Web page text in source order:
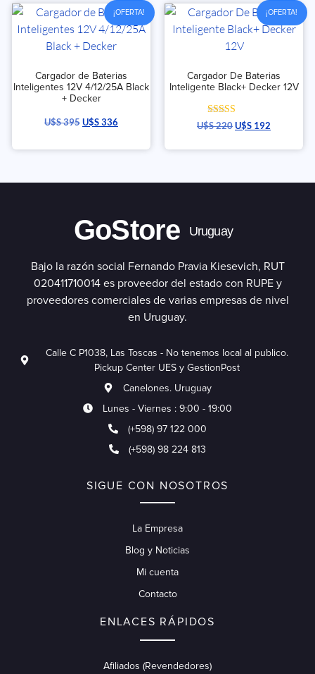
¡OFERTA!
Cargador de Baterias
Inteligentes 12V 4/12/25A Black
+ Decker
U$S395U$S336
¡OFERTA!
Cargador De Baterias
Inteligente Black+ Decker 12V
Valorado con
5.00
U$S220U$S 192
GoStore Uruguay
Bajo la razón social Fernando Pravia Kiesevich, RUT
020411710014 es proveedor del estado con RUPE y
proveedores comerciales de varias empresas de nivel
en Uruguay.
Calle C P1038, Las Toscas - No tenemos local al publico.
Pickup Center UES y GestionPost
Canelones. Uruguay
Lunes - Viernes : 9:00 - 19:00
(+598) 97 122 000
(+598) 98 224 813
SIGUE CON NOSOTROS
La Empresa
Blog y Noticias
Mi cuenta
Contacto
ENLACES RÁPIDOS
Afiliados (Revendedores)